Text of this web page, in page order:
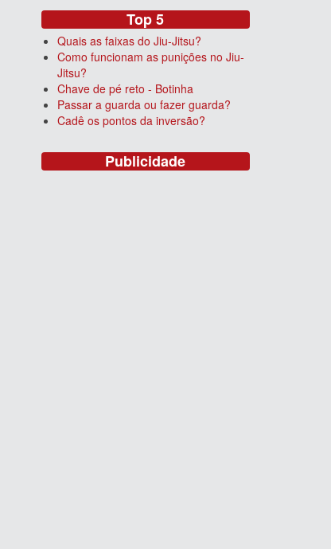
Top 5
Quais as faixas do Jiu-Jitsu?
Como funcionam as punições no Jiu-
Jitsu?
Chave de pé reto - Botinha
Passar a guarda ou fazer guarda?
Cadê os pontos da inversão?
Publicidade